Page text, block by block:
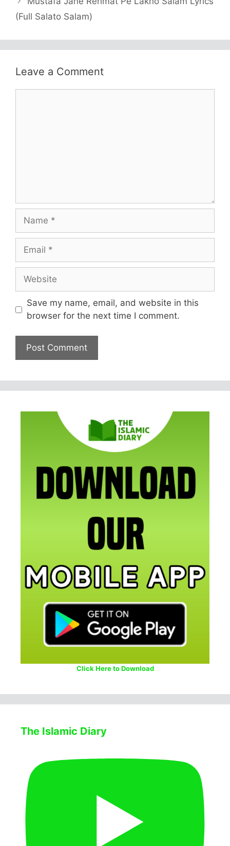
(Full Salato Salam)
Leave a Comment
Name
Email
Website
Save my name, email, and website in this
browser for the next time I comment.
Click Here to Download
The Islamic Diary